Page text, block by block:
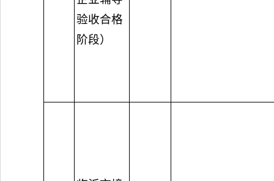
验收合格
阶段）